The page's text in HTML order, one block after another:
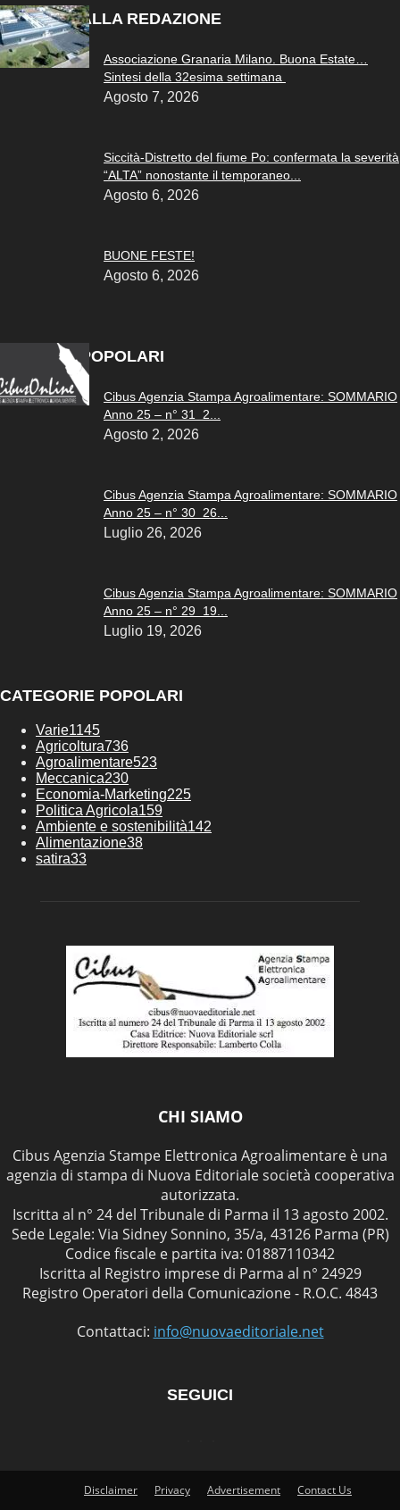
SCELTO DALLA REDAZIONE
Associazione Granaria Milano. Buona Estate…
Sintesi della 32esima settimana
Agosto 7, 2026
Siccità-Distretto del fiume Po: confermata la severità
“ALTA” nonostante il temporaneo...
Agosto 6, 2026
BUONE FESTE!
Agosto 6, 2026
ARTICOLI POPOLARI
Cibus Agenzia Stampa Agroalimentare: SOMMARIO
Anno 25 – n° 31 2...
Agosto 2, 2026
Cibus Agenzia Stampa Agroalimentare: SOMMARIO
Anno 25 – n° 30 26...
Luglio 26, 2026
Cibus Agenzia Stampa Agroalimentare: SOMMARIO
Anno 25 – n° 29 19...
Luglio 19, 2026
CATEGORIE POPOLARI
Varie1145
Agricoltura736
Agroalimentare523
Meccanica230
Economia-Marketing225
Politica Agricola159
Ambiente e sostenibilità142
Alimentazione38
satira33
CHI SIAMO
Cibus Agenzia Stampe Elettronica Agroalimentare è una
agenzia di stampa di Nuova Editoriale società cooperativa
autorizzata.
Iscritta al n° 24 del Tribunale di Parma il 13 agosto 2002.
Sede Legale: Via Sidney Sonnino, 35/a, 43126 Parma (PR)
Codice fiscale e partita iva: 01887110342
Iscritta al Registro imprese di Parma al n° 24929
Registro Operatori della Comunicazione - R.O.C. 4843
Contattaci: info@nuovaeditoriale.net
SEGUICI
Disclaimer Privacy Advertisement Contact Us